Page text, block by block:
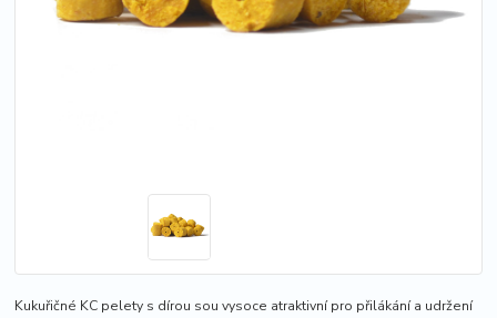
Kukuřičné KC pelety s dírou sou vysoce atraktivní pro přilákání a udržení